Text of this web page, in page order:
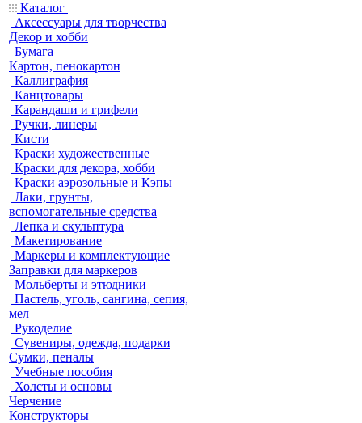
Каталог
Аксессуары для творчества
Декор и хобби
Бумага
Картон, пенокартон
Каллиграфия
Канцтовары
Карандаши и грифели
Ручки, линеры
Кисти
Краски художественные
Краски для декора, хобби
Краски аэрозольные и Кэпы
Лаки, грунты,
вспомогательные средства
Лепка и скульптура
Макетирование
Маркеры и комплектующие
Заправки для маркеров
Мольберты и этюдники
Пастель, уголь, сангина, сепия,
мел
Рукоделие
Сувениры, одежда, подарки
Сумки, пеналы
Учебные пособия
Холсты и основы
Черчение
Конструкторы